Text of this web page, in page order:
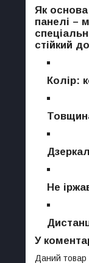
Як
панелі –
стійкий
Колір:
Не
У
Даний товар